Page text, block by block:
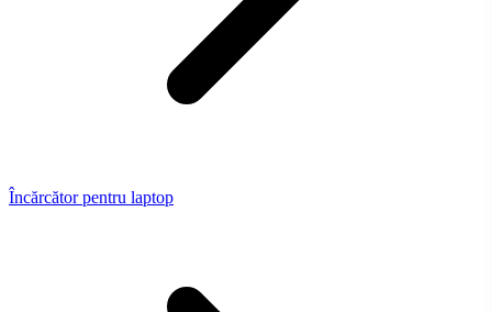
Încărcător pentru laptop